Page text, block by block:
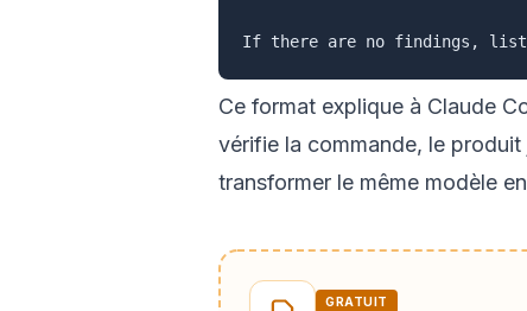
Ce format explique à Claude
vérifie la commande, le
transformer le même modèle
GRATUIT